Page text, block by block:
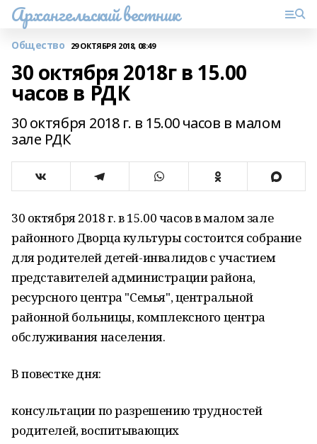
Архангельский вестник
Общество 29 ОКТЯБРЯ 2018, 08:49
30 октября 2018г в 15.00
часов в РДК
30 октября 2018 г. в 15.00 часов в малом
зале РДК
30 октября 2018 г. в 15.00 часов в малом зале
районного Дворца культуры состоится собрание
для родителей детей-инвалидов с участием
представителей администрации района,
ресурсного центра "Семья", центральной
районной больницы, комплексного центра
обслуживания населения.
В повестке дня:
консультации по разрешению трудностей
родителей, воспитывающих